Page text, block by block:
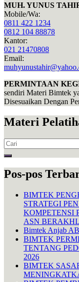
MUH. YUNUS
Mobile/Wa:
0811 422 1234
0812 104 88878
Kantor:
021 21470808
Email:
PERMINTAAN
sendiri Materi Bimtek
Disesuaikan Dengan
Materi
Search
for:
Pos-pos
BIMTEK
STRATEGI
KOMPETENSI
ASN
Bimtek Anjab
BIMTEK
TENTANG
2026
BIMTEK